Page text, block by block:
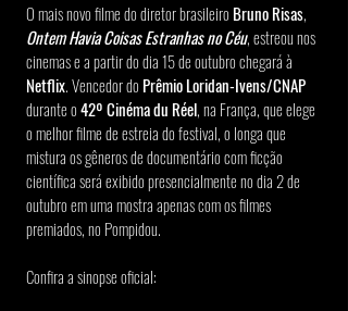
O mais novo filme do diretor brasileiro Bruno Risas,
Ontem Havia Coisas Estranhas no Céu, estreou nos
cinemas e a partir do dia 15 de outubro chegará à
Netflix. Vencedor do Prêmio Loridan-Ivens/CNAP
durante o 42º Cinéma du Réel, na França, que elege
o melhor filme de estreia do festival, o longa que
mistura os gêneros de documentário com ficção
científica será exibido presencialmente no dia 2 de
outubro em uma mostra apenas com os filmes
premiados, no Pompidou.
Confira a sinopse oficial: